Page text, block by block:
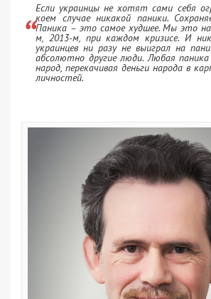
Если украинцы не хотят сами себя
коем случае никакой паники.
Паника – это самое худшее. Мы это
м, 2013-м, при каждом кризисе. И
украинцев ни разу не выиграл на
абсолютно другие люди. Любая
народ, перекачивая деньги народа в
личностей.